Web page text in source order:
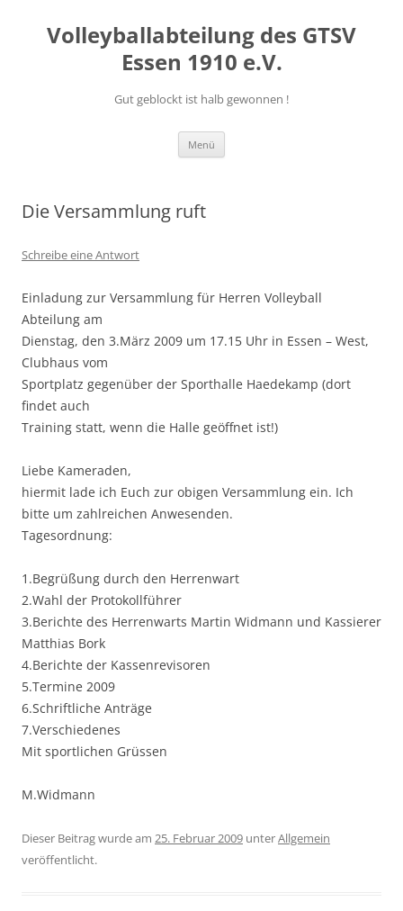
Volleyballabteilung des GTSV
Essen 1910 e.V.
Gut geblockt ist halb gewonnen !
Menü
Die Versammlung ruft
Schreibe eine Antwort
Einladung zur Versammlung für Herren Volleyball
Abteilung am
Dienstag, den 3.März 2009 um 17.15 Uhr in Essen – West,
Clubhaus vom
Sportplatz gegenüber der Sporthalle Haedekamp (dort
findet auch
Training statt, wenn die Halle geöffnet ist!)
Liebe Kameraden,
hiermit lade ich Euch zur obigen Versammlung ein. Ich
bitte um zahlreichen Anwesenden.
Tagesordnung:
1.Begrüßung durch den Herrenwart
2.Wahl der Protokollführer
3.Berichte des Herrenwarts Martin Widmann und Kassierer
Matthias Bork
4.Berichte der Kassenrevisoren
5.Termine 2009
6.Schriftliche Anträge
7.Verschiedenes
Mit sportlichen Grüssen
M.Widmann
Dieser Beitrag wurde am 25. Februar 2009 unterAllgemein
veröffentlicht.